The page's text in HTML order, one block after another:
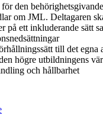
den
om JML. Deltagaren
på ett inkluderande sätt
till det egna
högre utbildningens
och hållbarhet